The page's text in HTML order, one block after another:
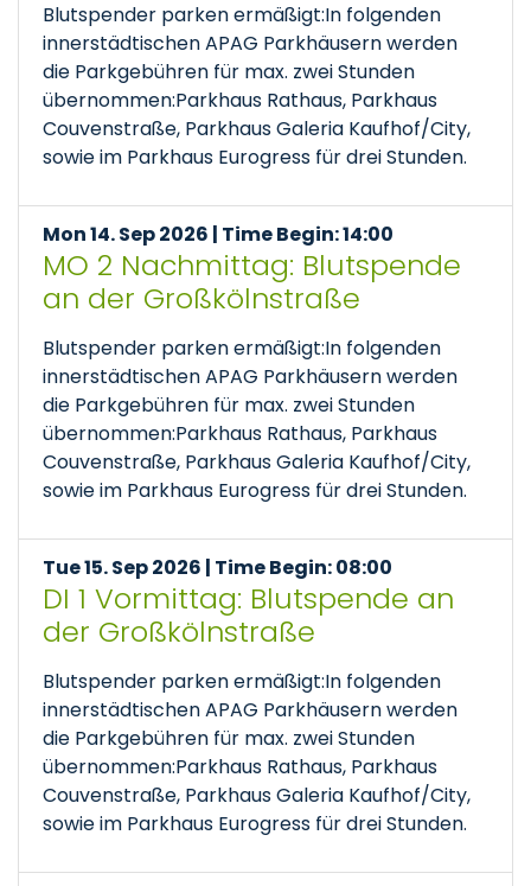
Blutspender parken ermäßigt:In folgenden
innerstädtischen APAG Parkhäusern werden
die Parkgebühren für max. zwei Stunden
übernommen:Parkhaus Rathaus, Parkhaus
Couvenstraße, Parkhaus Galeria Kaufhof/City,
sowie im Parkhaus Eurogress für drei Stunden.
Mon 14. Sep 2026 | Time Begin: 14:00
MO 2 Nachmittag: Blutspende
an der Großkölnstraße
Blutspender parken ermäßigt:In folgenden
innerstädtischen APAG Parkhäusern werden
die Parkgebühren für max. zwei Stunden
übernommen:Parkhaus Rathaus, Parkhaus
Couvenstraße, Parkhaus Galeria Kaufhof/City,
sowie im Parkhaus Eurogress für drei Stunden.
Tue 15. Sep 2026 | Time Begin: 08:00
DI 1 Vormittag: Blutspende an
der Großkölnstraße
Blutspender parken ermäßigt:In folgenden
innerstädtischen APAG Parkhäusern werden
die Parkgebühren für max. zwei Stunden
übernommen:Parkhaus Rathaus, Parkhaus
Couvenstraße, Parkhaus Galeria Kaufhof/City,
sowie im Parkhaus Eurogress für drei Stunden.